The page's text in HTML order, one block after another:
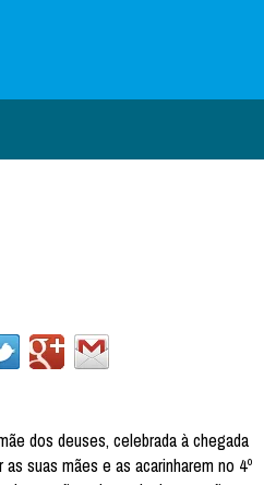
dos deuses, celebrada à chegada
suas mães e as acarinharem no 4º